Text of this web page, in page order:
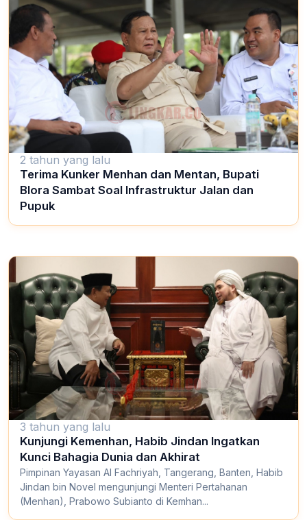
2 tahun yang lalu
Terima Kunker Menhan dan Mentan, Bupati
Blora Sambat Soal Infrastruktur Jalan dan
Pupuk
3 tahun yang lalu
Kunjungi Kemenhan, Habib Jindan Ingatkan
Kunci Bahagia Dunia dan Akhirat
Pimpinan Yayasan Al Fachriyah, Tangerang, Banten, Habib
Jindan bin Novel mengunjungi Menteri Pertahanan
(Menhan), Prabowo Subianto di Kemhan...